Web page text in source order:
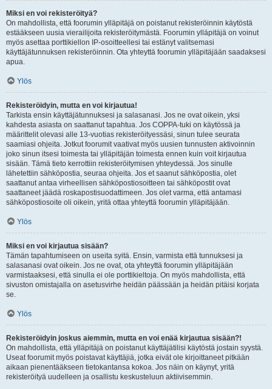
Miksi en voi rekisteröityä?
On mahdollista, että foorumin ylläpitäjä on poistanut rekisteröinnin käytöstä
estääkseen uusia vierailijoita rekisteröitymästä. Foorumin ylläpitäjä on voinut
myös asettaa porttikiellon IP-osoitteellesi tai estänyt valitsemasi
käyttäjätunnuksen rekisteröinnin. Ota yhteyttä foorumin ylläpitäjään saadaksesi
apua.
Ylös
Rekisteröidyin, mutta en voi kirjautua!
Tarkista ensin käyttäjätunnuksesi ja salasanasi. Jos ne ovat oikein, yksi
kahdesta asiasta on saattanut tapahtua. Jos COPPA-tuki on käytössä ja
määrittelit olevasi alle 13-vuotias rekisteröityessäsi, sinun tulee seurata
saamiasi ohjeita. Jotkut foorumit vaativat myös uusien tunnusten aktivoinnin
joko sinun itsesi toimesta tai ylläpitäjän toimesta ennen kuin voit kirjautua
sisään. Tämä tieto kerrottiin rekisteröitymisen yhteydessä. Jos sinulle
lähetettiin sähköpostia, seuraa ohjeita. Jos et saanut sähköpostia, olet
saattanut antaa virheellisen sähköpostiosoitteen tai sähköpostit ovat
saattaneet jäädä roskapostisuodattimeen. Jos olet varma, että antamasi
sähköpostiosoite oli oikein, yritä ottaa yhteyttä foorumin ylläpitäjään.
Ylös
Miksi en voi kirjautua sisään?
Tämän tapahtumiseen on useita syitä. Ensin, varmista että tunnuksesi ja
salasanasi ovat oikein. Jos ne ovat, ota yhteyttä foorumin ylläpitäjään
varmistaaksesi, että sinulla ei ole porttikieltoja. On myös mahdollista, että
sivuston omistajalla on asetusvirhe heidän päässään ja heidän pitäisi korjata
se.
Ylös
Rekisteröidyin joskus aiemmin, mutta en voi enää kirjautua sisään?!
On mahdollista, että ylläpitäjä on poistanut käyttäjätilisi käytöstä jostain syystä.
Useat foorumit myös poistavat käyttäjiä, jotka eivät ole kirjoittaneet pitkään
aikaan pienentääkseen tietokantansa kokoa. Jos näin on käynyt, yritä
rekisteröityä uudelleen ja osallistu keskusteluun aktiivisemmin.